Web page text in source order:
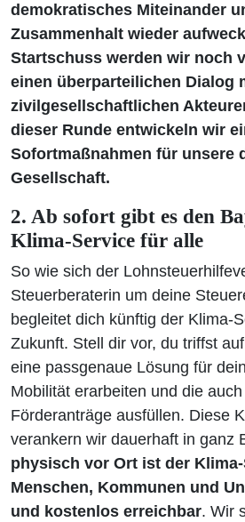
demokratisches Miteinander
Zusammenhalt wieder
Startschuss werden wir noch
einen überparteilichen Dialog
zivilgesellschaftlichen
dieser Runde entwickeln wir
Sofortmaßnahmen für unsere
Gesellschaft.
2. Ab sofort gibt es den
Klima-Service für alle
So wie sich der
Steuerberaterin um deine
begleitet dich künftig der Klima-
Zukunft. Stell dir vor, du triffst
eine passgenaue Lösung für
Mobilität erarbeiten und die
Förderanträge ausfüllen. Diese
verankern wir dauerhaft in ganz
physisch vor Ort ist der
Menschen, Kommunen und
und kostenlos erreichbar. Wir